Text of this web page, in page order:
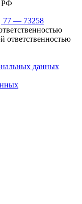
РФ
77 — 73258
ответственностью
данных